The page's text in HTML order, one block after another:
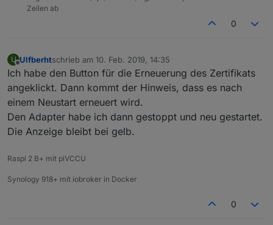
Zeilen ab
0
U
Offline
Ulfberhtschrieb am 10. Feb. 2019, 14:35
zuletzt editiert von
Ich habe den Button für die Erneuerung des Zertifikats
angeklickt. Dann kommt der Hinweis, dass es nach
einem Neustart erneuert wird.
Den Adapter habe ich dann gestoppt und neu gestartet.
Die Anzeige bleibt bei gelb.
Raspi 2 B+ mit piVCCU
Synology 918+ mit iobroker in Docker
0